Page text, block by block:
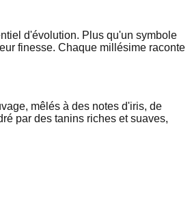
d'évolution. Plus qu'un symbole
finesse. Chaque millésime raconte
mêlés à des notes d'iris, de
par des tanins riches et suaves,